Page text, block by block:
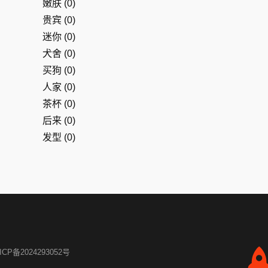
嫩肤 (0)
贵宾 (0)
迷你 (0)
犬舍 (0)
买狗 (0)
人家 (0)
茶杯 (0)
后来 (0)
发型 (0)
备2024293052号